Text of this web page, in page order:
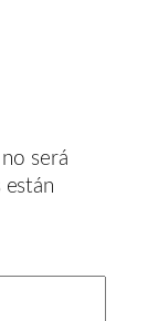
será
están